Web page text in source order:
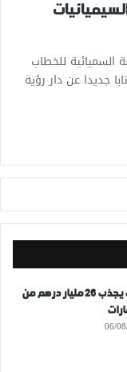
السميائية للخطاب
جديدا عن دار رؤية
المغرب يجذب 26 مليار درهم من
06/